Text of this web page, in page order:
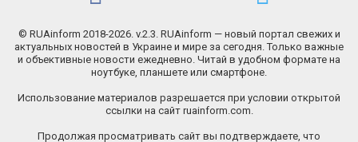
© RUAinform 2018-2026. v.2.3. RUAinform — новый портал свежих и
актуальных новостей в Украине и мире за сегодня. Только важные
и объективные новости ежедневно. Читай в удобном формате на
ноутбуке, планшете или смартфоне.
Использование материалов разрешается при условии открытой
ссылки на сайт ruainform.com.
Продолжая просматривать сайт вы подтверждаете, что